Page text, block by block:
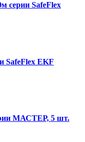
серии SafeFlex
SafeFlex EKF
МАСТЕР, 5 шт.